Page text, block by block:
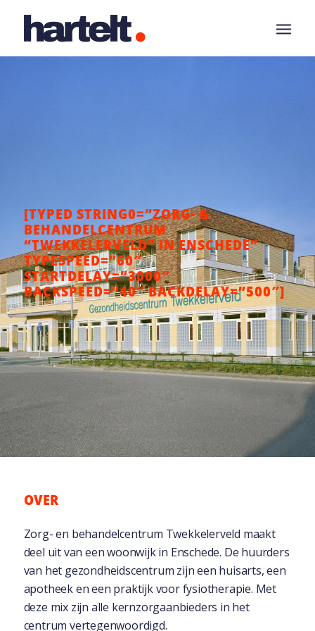
[TYPED STRING0=”ZORG- &
BEHANDELCENTRUM
“TWEKKELERVELD” IN ENSCHEDE”
TYPESPEED=”60″
STARTDELAY=”3000″
BACKSPEED=”40″ BACKDELAY=”500″]
OVER
Zorg- en behandelcentrum Twekkelerveld maakt
deel uit van een woonwijk in Enschede. De huurders
van het gezondheidscentrum zijn een huisarts, een
apotheek en een praktijk voor fysiotherapie. Met
deze mix zijn alle kernzorgaanbieders in het
centrum vertegenwoordigd.